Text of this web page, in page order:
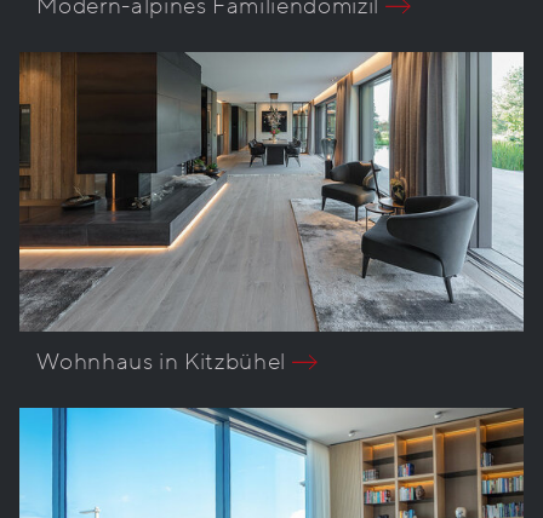
Modern-alpines Familiendomizil
Wohnhaus in Kitzbühel